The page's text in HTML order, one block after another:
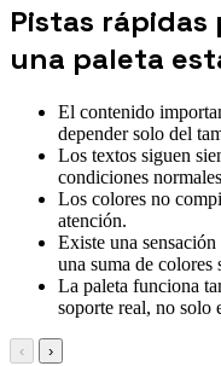
Pistas rápidas
una paleta
El contenido
depender solo del
Los textos siguen
condiciones
Los colores no
atención.
Existe una
una suma de colores
La paleta funciona
soporte real, no solo
‹ ›